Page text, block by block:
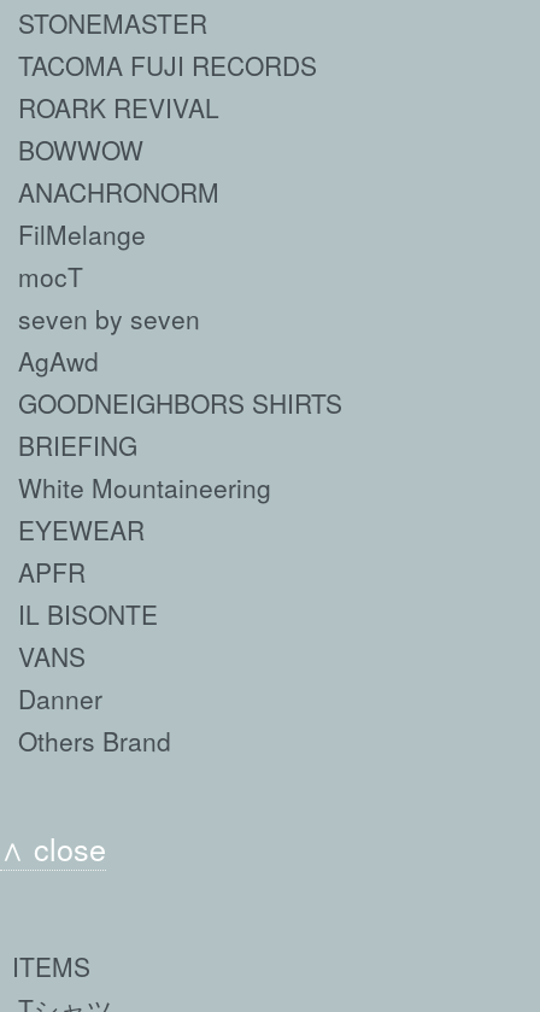
STONEMASTER
TACOMA FUJI RECORDS
ROARK REVIVAL
BOWWOW
ANACHRONORM
FilMelange
mocT
seven by seven
AgAwd
GOODNEIGHBORS SHIRTS
BRIEFING
White Mountaineering
EYEWEAR
APFR
IL BISONTE
VANS
Danner
Others Brand
∧ close
ITEMS